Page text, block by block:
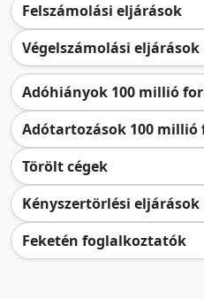
Felszámolási eljárások
Végelszámolási eljárások
Adóhiányok 100 millió
Adótartozások 100
Törölt cégek
Kényszertörlési eljárások
Feketén foglalkoztatók